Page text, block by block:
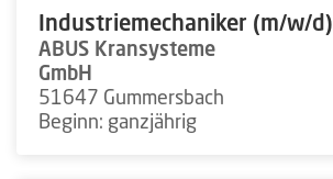
Industriemechaniker (m/w/d)
ABUS Kransysteme
GmbH
51647 Gummersbach
Beginn: ganzjährig